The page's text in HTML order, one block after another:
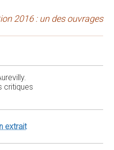
2016 : un des ouvrages
extrait